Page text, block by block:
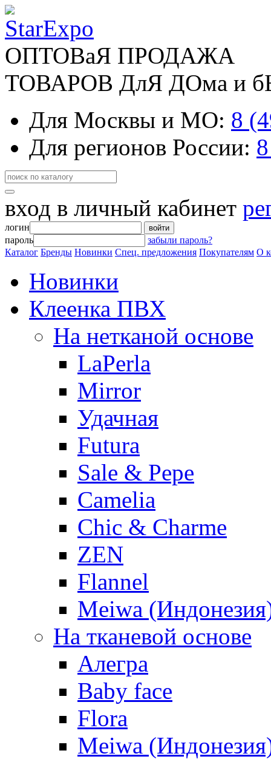
ОПТОВаЯ ПРОДАЖА
ТОВАРОВ ДлЯ ДОма и
Для Москвы и МО: 8
Для регионов России:
вход в личный кабинет
логин войти
пароль
забыли пароль?
Каталог Бренды Новинки Спец. предложения Покупателям О
Новинки
Клеенка ПВХ
На нетканой основе
LaPerla
Mirror
Удачная
Futura
Sale & Pepe
Camelia
Chic & Charme
ZEN
Flannel
Meiwa
На тканевой основе
Алегра
Baby face
Flora
Meiwa